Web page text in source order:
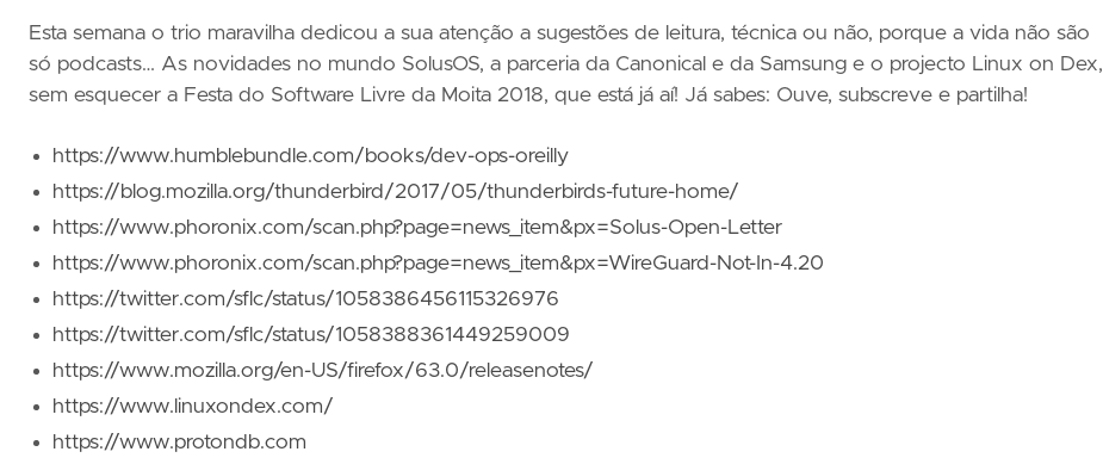
Esta semana o trio maravilha dedicou a sua atenção a sugestões de leitura, técnica ou não, porque a vida não são
só podcasts… As novidades no mundo SolusOS, a parceria da Canonical e da Samsung e o projecto Linux on Dex,
sem esquecer a Festa do Software Livre da Moita 2018, que está já aí! Já sabes: Ouve, subscreve e partilha!
https://www.humblebundle.com/books/dev-ops-oreilly
https://blog.mozilla.org/thunderbird/2017/05/thunderbirds-future-home/
https://www.phoronix.com/scan.php?page=news_item&px=Solus-Open-Letter
https://www.phoronix.com/scan.php?page=news_item&px=WireGuard-Not-In-4.20
https://twitter.com/sflc/status/1058386456115326976
https://twitter.com/sflc/status/1058388361449259009
https://www.mozilla.org/en-US/firefox/63.0/releasenotes/
https://www.linuxondex.com/
https://www.protondb.com